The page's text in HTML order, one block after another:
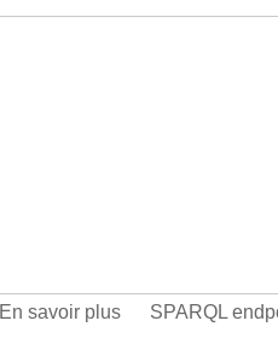
En savoir plus SPARQL